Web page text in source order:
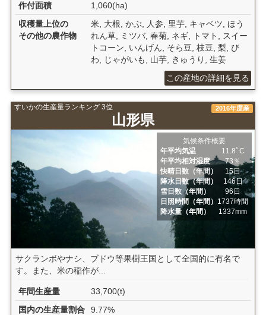
作付面積
1,060(ha)
収穫量上位の
その他の農作物
米, 大根, かぶ, 人参, 里芋, キャベツ, ほう
れん草, ミツバ, 春菊, ネギ, トマト, スイー
トコーン, いんげん, そら豆, 枝豆, 梨, び
わ, じゃがいも, 山芋, きゅうり, 生姜
この産地の詳細を見る
すいかの生産量ランキング 3位
山形県
2016年度産
気候条件概要
年平均気温
11.8ﾟC
年平均相対湿度
73％
快晴日数（年間）
15日
降水日数（年間）
146日
雪日数（年間）
96日
日照時間（年間） 1737時間
降水量（年間）
1337mm
サクランボやナシ、ブドウ等果樹王国として全国的に有名で
す。また、米の稲作が...
年間生産量
33,700(t)
国内の生産量割合
9.77%